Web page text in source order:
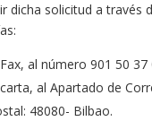
dicha solicitud a través
al número 901 50 37
al Apartado de
48080- Bilbao.